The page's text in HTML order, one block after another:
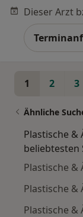
1 2 3
Ähnliche
Plastische &
beliebtesten
Plastische &
Plastische &
Plastische &